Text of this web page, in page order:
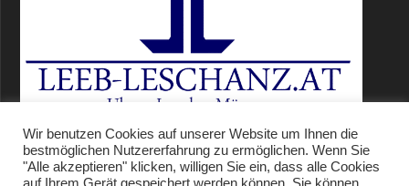
Wir benutzen Cookies auf unserer Website um Ihnen die
bestmöglichen Nutzererfahrung zu ermöglichen. Wenn Sie
"Alle akzeptieren" klicken, willigen Sie ein, dass alle Cookies
auf Ihrem Gerät gespeichert werden können. Sie können